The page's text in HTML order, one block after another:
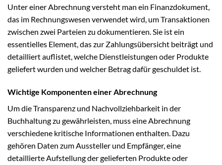
Unter einer Abrechnung versteht man ein Finanzdokument,
das im Rechnungswesen verwendet wird, um Transaktionen
zwischen zwei Parteien zu dokumentieren. Sie ist ein
essentielles Element, das zur Zahlungsübersicht beiträgt und
detailliert auflistet, welche Dienstleistungen oder Produkte
geliefert wurden und welcher Betrag dafür geschuldet ist.
Wichtige Komponenten einer Abrechnung
Um die Transparenz und Nachvollziehbarkeit in der
Buchhaltung zu gewährleisten, muss eine Abrechnung
verschiedene kritische Informationen enthalten. Dazu
gehören Daten zum Aussteller und Empfänger, eine
detaillierte Aufstellung der gelieferten Produkte oder